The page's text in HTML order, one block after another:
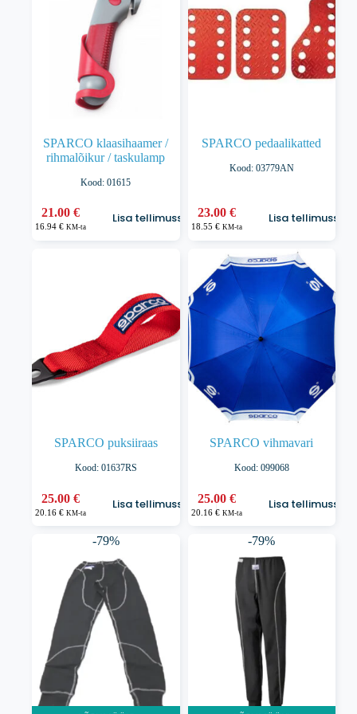
SPARCO klaasihaamer /
rihmalõikur / taskulamp
Kood: 01615
21.00€
16.94€ KM-ta
Lisa tellimusse
SPARCO pedaalikatted
Kood: 03779AN
23.00 €
18.55 € KM-ta
Lisa tellimusse
SPARCO puksiiraas
Kood: 01637RS
25.00€
20.16€ KM-ta
Lisa tellimusse
SPARCO vihmavari
Kood: 099068
25.00 €
20.16 € KM-ta
Lisa tellimusse
-79% -79%